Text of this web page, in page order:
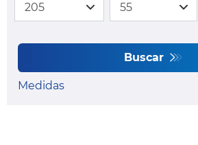
Buscar
Medidas